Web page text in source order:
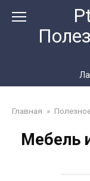
Главная »
Мебель